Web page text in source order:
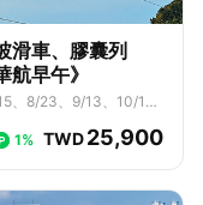
滑車、膠囊列
早午》
、8/23、9/13、10/1
1% TWD25,900